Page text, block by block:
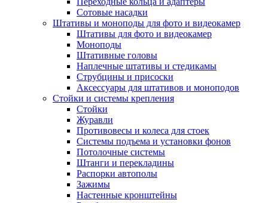
Сотовые насадки
Штативы и моноподы для фото и видеокамер
Штативы для фото и видеокамер
Моноподы
Штативные головы
Наплечные штативы и стедикамы
Струбцины и присоски
Аксессуары для штативов и моноподов
Стойки и системы крепления
Стойки
Журавли
Противовесы и колеса для стоек
Системы подъема и установки фонов
Потолочные системы
Штанги и перекладины
Распорки автополы
Зажимы
Настенные кронштейны